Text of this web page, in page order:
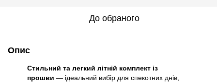
До обраного
Опис
Стильний та легкий літній комплект із
прошви — ідеальний вибір для спекотних днів,